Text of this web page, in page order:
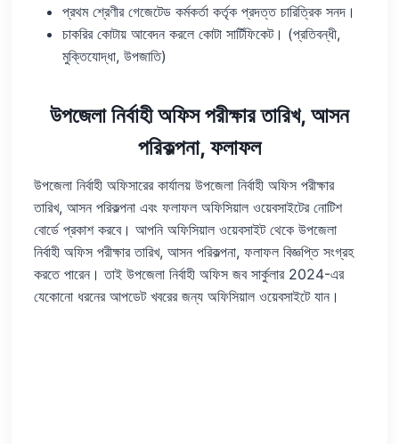
প্রথম শ্রেণীর গেজেটেড কর্মকর্তা কর্তৃক প্রদত্ত চারিত্রিক সনদ।
চাকরির কোটায় আবেদন করলে কোটা সার্টিফিকেট। (প্রতিবন্ধী,
মুক্তিযোদ্ধা, উপজাতি)
উপজেলা নির্বাহী অফিস পরীক্ষার তারিখ, আসন
পরিকল্পনা, ফলাফল
উপজেলা নির্বাহী অফিসারের কার্যালয় উপজেলা নির্বাহী অফিস পরীক্ষার
তারিখ, আসন পরিকল্পনা এবং ফলাফল অফিসিয়াল ওয়েবসাইটের নোটিশ
বোর্ডে প্রকাশ করবে। আপনি অফিসিয়াল ওয়েবসাইট থেকে উপজেলা
নির্বাহী অফিস পরীক্ষার তারিখ, আসন পরিকল্পনা, ফলাফল বিজ্ঞপ্তি সংগ্রহ
করতে পারেন। তাই উপজেলা নির্বাহী অফিস জব সার্কুলার 2024-এর
যেকোনো ধরনের আপডেট খবরের জন্য অফিসিয়াল ওয়েবসাইটে যান।